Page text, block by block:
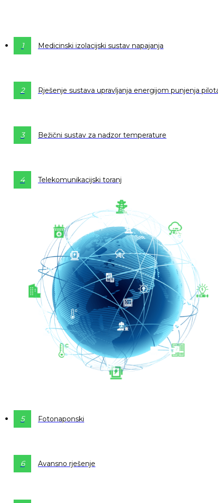
1 Medicinski izolacijski sustav napajanja
2 Rješenje sustava upravljanja energijom punjenja
3 Bežični sustav za nadzor temperature
4 Telekomunikacijski toranj
5 Fotonaponski
6 Avansno rješenje